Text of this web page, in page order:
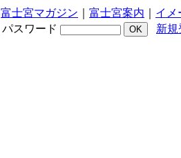
富士宮マガジン 富士宮案内
イメ
パスワード 新規